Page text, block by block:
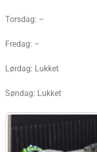
Torsdag: –
Fredag: –
Lørdag: Lukket
Søndag: Lukket